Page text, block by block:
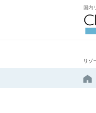
国内
リゾ